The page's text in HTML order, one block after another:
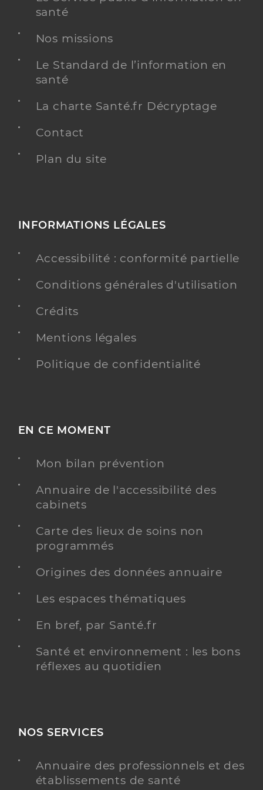
Lucie BELLALOU
Etablissement de soins
Chesnay-Rocquencourt
Téléphone
06 09 88 94 56
santé
Nos missions
Le Standard de l’information en
santé
La charte Santé.fr Décryptage
Contact
Plan du site
INFORMATIONS LÉGALES
Accessibilité : conformité partielle
Conditions générales d'utilisation
Crédits
Mentions légales
Politique de confidentialité
EN CE MOMENT
Mon bilan prévention
Annuaire de l'accessibilité des
cabinets
Carte des lieux de soins non
programmés
Origines des données annuaire
Les espaces thématiques
En bref, par Santé.fr
Santé et environnement : les bons
réflexes au quotidien
NOS SERVICES
Annuaire des professionnels et des
établissements de santé